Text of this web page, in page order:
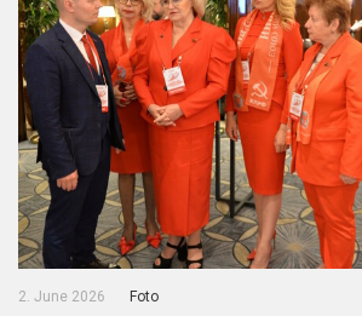
2. June 2026 Foto